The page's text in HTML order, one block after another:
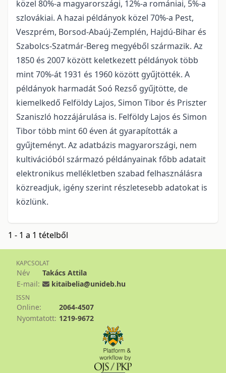
közel 80%-a magyarországi, 12%-a romániai, 5%-a
szlovákiai. A hazai példányok közel 70%-a Pest,
Veszprém, Borsod-Abaúj-Zemplén, Hajdú-Bihar és
Szabolcs-Szatmár-Bereg megyéből származik. Az
1850 és 2007 között keletkezett példányok több
mint 70%-át 1931 és 1960 között gyűjtötték. A
példányok harmadát Soó Rezső gyűjtötte, de
kiemelkedő Felföldy Lajos, Simon Tibor és Priszter
Szaniszló hozzájárulása is. Felföldy Lajos és Simon
Tibor több mint 60 éven át gyarapították a
gyűjteményt. Az adatbázis magyarországi, nem
kultivációból származó példányainak főbb adatait
elektronikus mellékletben szabad felhasználásra
közreadjuk, igény szerint részletesebb adatokat is
közlünk.
1 - 1 a 1 tételből
KAPCSOLAT
Név
Takács Attila
E-mail:
kitaibelia@unideb.hu
ISSN
Online:
2064-4507
Nyomtatott: 1219-9672